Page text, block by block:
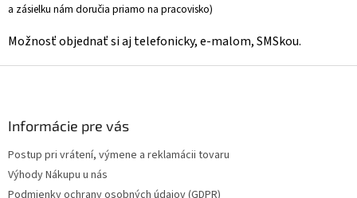
a zásielku nám doručia priamo na pracovisko)
Možnosť objednať si aj telefonicky, e-malom, SMSkou.
Informácie pre vás
Postup pri vrátení, výmene a reklamácii tovaru
Výhody Nákupu u nás
Podmienky ochrany osobných údajov (GDPR)